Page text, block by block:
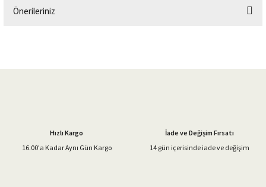
Önerileriniz
Ürün bilgilerinde hatalar bulunuyor.
Hızlı Kargo
16.00'a Kadar Aynı Gün Kargo
İade ve Değişim Fırsatı
14 gün içerisinde iade ve değişim